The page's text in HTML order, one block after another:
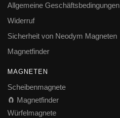
Allgemeine Geschäftsbedingungen
Widerruf
Sicherheit von Neodym Magneten
Magnetfinder
MAGNETEN
Scheibenmagnete
🧲 Magnetfinder
Würfelmagnete